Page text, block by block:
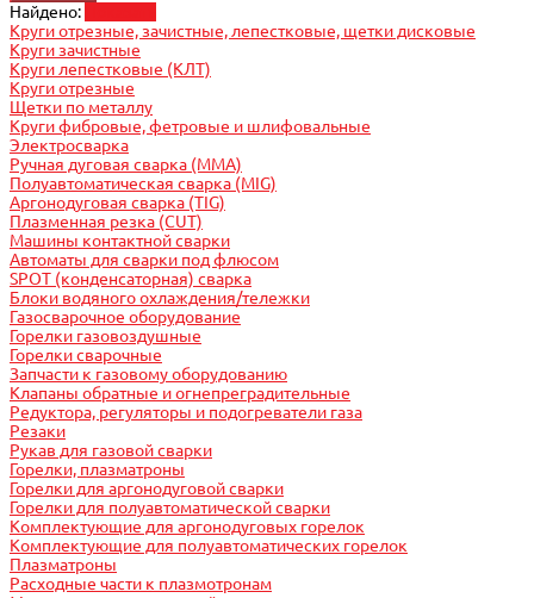
Найдено:
Круги отрезные, зачистные, лепестковые, щетки дисковые
Круги зачистные
Круги лепестковые (КЛТ)
Круги отрезные
Щетки по металлу
Круги фибровые, фетровые и шлифовальные
Электросварка
Ручная дуговая сварка (MMA)
Полуавтоматическая сварка (MIG)
Аргонодуговая сварка (TIG)
Плазменная резка (CUT)
Машины контактной сварки
Автоматы для сварки под флюсом
SPOT (конденсаторная) сварка
Блоки водяного охлаждения/тележки
Газосварочное оборудование
Горелки газовоздушные
Горелки сварочные
Запчасти к газовому оборудованию
Клапаны обратные и огнепреградительные
Редуктора, регуляторы и подогреватели газа
Резаки
Рукав для газовой сварки
Горелки, плазматроны
Горелки для аргонодуговой сварки
Горелки для полуавтоматической сварки
Комплектующие для аргонодуговых горелок
Комплектующие для полуавтоматических горелок
Плазматроны
Расходные части к плазмотронам